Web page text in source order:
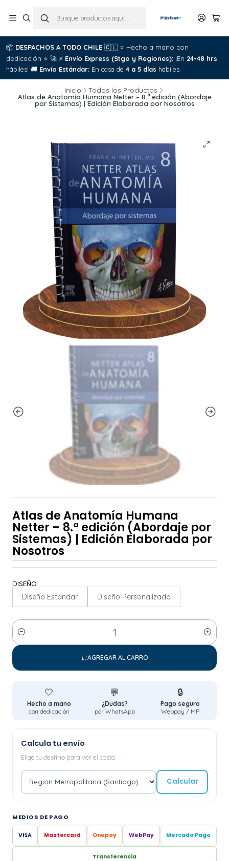
📦 DESPACHOS A TODO CHILE 🇨🇱 ⭐ Hecho a mano con
dedicación ⭐ 🚀 ⚡ Envío Express (Stgo y Regiones): ¡En 24-48 hrs
hábiles! 🚚 Envío Estándar: En casa de 4 a 5 días hábiles.
Inicio Todos los Productos
Atlas de Anatomía Humana Netter – 8.ª edición (Abordaje
por Sistemas) | Edición Elaborada por Nosotros
Atlas de Anatomía Humana
Netter – 8.ª edición (Abordaje por
Sistemas) | Edición Elaborada por
Nosotros
DISEÑO
Diseño Estandar Diseño Personalizado
Cantidad
AGREGAR AL CARRO
🤍
Hecho a mano
con dedicación
💬
¿Dudas?
por WhatsApp
🔒
Pago seguro
Webpay / MP
Calcula tu envío
Elige tu destino para ver el costo.
Calcular
MEDIOS DE PAGO
VISA Mastercard Onepay WebPay Mercado Pago
Transferencia